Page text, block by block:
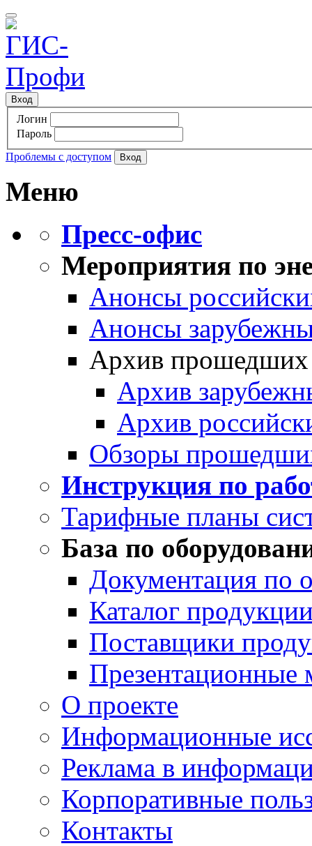
Вход
Логин
Пароль
Проблемы с доступом
Меню
Пресс-офис
Мероприятия по
Анонсы
Анонсы
Архив прошедших
Архив
Архив
Обзоры
Инструкция по
Тарифные планы
База по
Документация по
Каталог
Поставщики
Презентационные
О проекте
Информационные
Реклама в
Корпоративные
Контакты